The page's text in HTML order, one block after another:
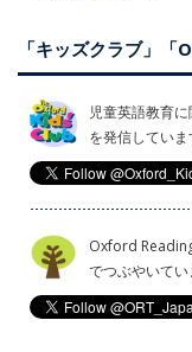
「キッズクラブ」
児童英語教育
を発信していま
Oxford
でつぶやいてい